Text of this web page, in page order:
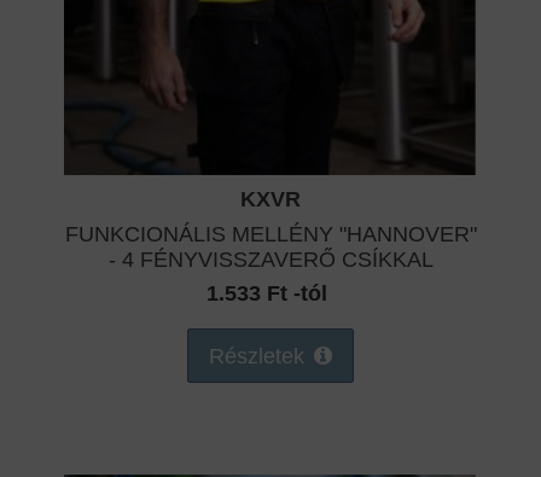
KXVR
FUNKCIONÁLIS MELLÉNY "HANNOVER"
- 4 FÉNYVISSZAVERŐ CSÍKKAL
1.533 Ft -tól
Részletek